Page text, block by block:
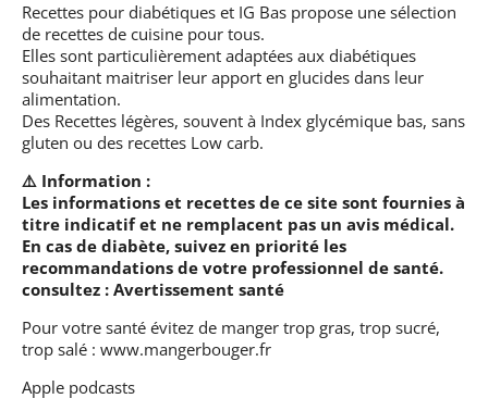
Recettes pour diabétiques et IG Bas propose une sélection
de recettes de cuisine pour tous.
Elles sont particulièrement adaptées aux diabétiques
souhaitant maitriser leur apport en glucides dans leur
alimentation.
Des Recettes légères, souvent à Index glycémique bas, sans
gluten ou des recettes Low carb.
⚠️ Information :
Les informations et recettes de ce site sont fournies à
titre indicatif et ne remplacent pas un avis médical.
En cas de diabète, suivez en priorité les
recommandations de votre professionnel de santé.
consultez : Avertissement santé
Pour votre santé évitez de manger trop gras, trop sucré,
trop salé : www.mangerbouger.fr
Apple podcasts